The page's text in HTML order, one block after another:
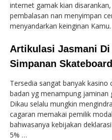
internet gamak kian
pembalasan nan menyimpan
menyandarkan keinginan Kamu.
Artikulasi Jasmani
Simpanan Skateboard
Tersedia sangat banyak
badan yg menampung jaminan
Dikau selalu mungkin
cagaran memakai pemilik
bahwasanya kebijakan
5% …